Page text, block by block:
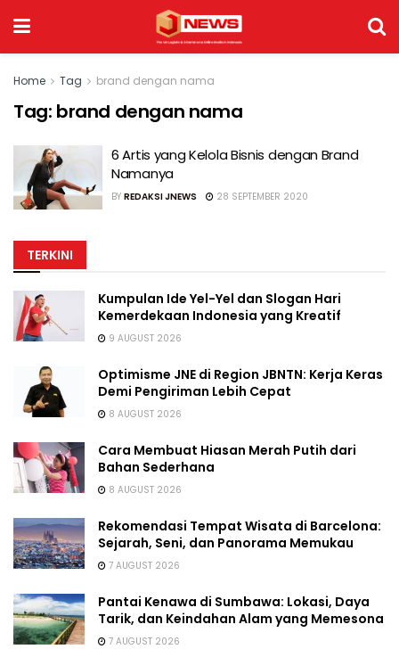
Home Tag brand dengan nama
Tag: brand dengan nama
6 Artis yang Kelola Bisnis dengan Brand
Namanya
BY REDAKSI JNEWS 28 SEPTEMBER 2020
TERKINI
Kumpulan Ide Yel-Yel dan Slogan Hari
Kemerdekaan Indonesia yang Kreatif
9 AUGUST 2026
Optimisme JNE di Region JBNTN: Kerja Keras
Demi Pengiriman Lebih Cepat
8 AUGUST 2026
Cara Membuat Hiasan Merah Putih dari
Bahan Sederhana
8 AUGUST 2026
Rekomendasi Tempat Wisata di Barcelona:
Sejarah, Seni, dan Panorama Memukau
7 AUGUST 2026
Pantai Kenawa di Sumbawa: Lokasi, Daya
Tarik, dan Keindahan Alam yang Memesona
7 AUGUST 2026